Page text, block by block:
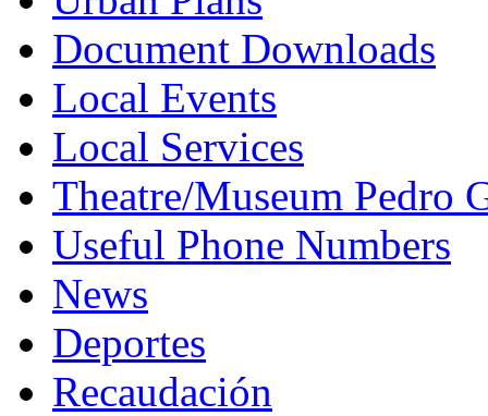
Document Downloads
Local Events
Local Services
Theatre/Museum Pedro
Useful Phone Numbers
News
Deportes
Recaudación